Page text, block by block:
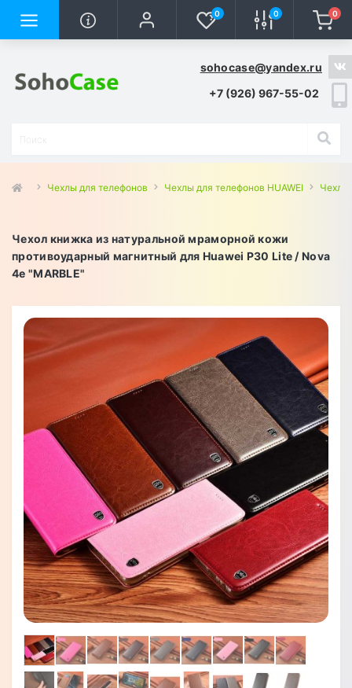
0 0 0
sohocase@yandex.ru
+7 (926) 967-55-02
Чехлы для телефонов Чехлы для телефонов HUAWEI Чехлы
Чехол книжка из натуральной мраморной кожи
противоударный магнитный для Huawei P30 Lite / Nova
4e "MARBLE"